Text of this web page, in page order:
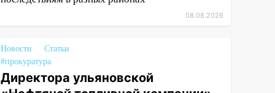
08.08.2026
Новости
Статьи
#прокуратура
Директора ульяновской